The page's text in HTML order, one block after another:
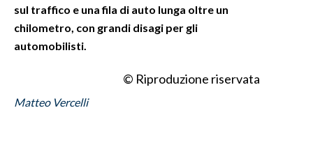
#CARAUNIONE
sul traffico e una fila di auto lunga oltre un
chilometro, con grandi disagi per gli
automobilisti.
© Riproduzione riservata
Matteo Vercelli